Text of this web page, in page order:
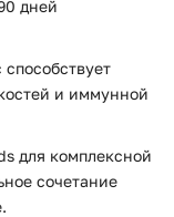
дней
и иммунной
для комплексной
сочетание